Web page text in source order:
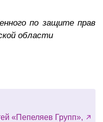
по защите прав
области
«Пепеляев Групп»,